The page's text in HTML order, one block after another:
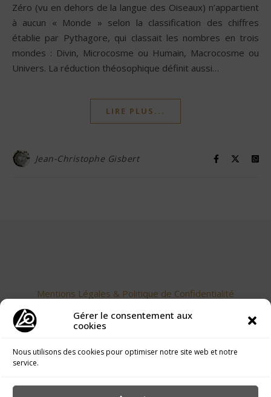
Gérer le consentement aux
cookies
Nous utilisons des cookies pour optimiser notre site web et notre
service.
Zéro (vu en dehors de la langue des Oiseaux) n’appartient
à aucun « Monde » selon la classification des chiffres
établie par Pythagore, qui classait les nombres en trois
mondes : Divin, Microcosme ou Humain, Macrocosme ou
Univers. La réduction théosophique définit aussi…
LIRE PLUS...
Jean-Christophe Gisbert
Mentions Légales & Politique de Confidentialité